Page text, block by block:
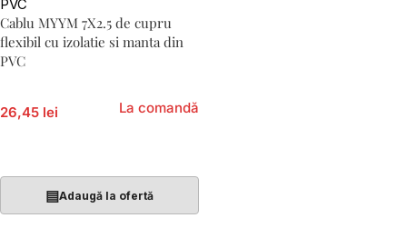
Cablu MYYM 7X2.5 de cupru
flexibil cu izolatie si manta din
PVC
26,45 lei La comandă
▤Adaugă la ofertă